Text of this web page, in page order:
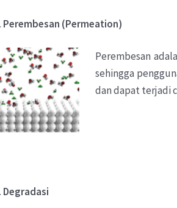
Perembesan (Permeation)
Perembesan
sehingga
dan dapat terjadi
Degradasi